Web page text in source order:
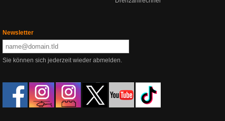
Newsletter
Sie können sich jederzeit wieder abmelden.